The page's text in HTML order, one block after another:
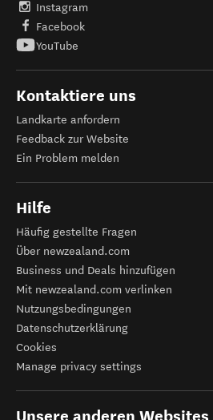
Instagram
Facebook
YouTube
Kontaktiere uns
Landkarte anfordern
Feedback zur Website
Ein Problem melden
Hilfe
Häufig gestellte Fragen
Über newzealand.com
Business und Deals hinzufügen
Mit newzealand.com verlinken
Nutzungsbedingungen
Datenschutzerklärung
Cookies
Manage privacy settings
Unsere anderen Websites